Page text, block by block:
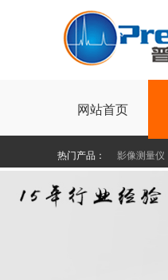
网站首页
热门产品： 影像测量仪